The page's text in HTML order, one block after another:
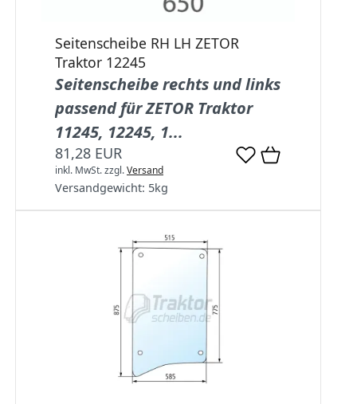
Seitenscheibe RH LH ZETOR
Traktor 12245
Seitenscheibe rechts und links
passend für ZETOR Traktor
11245, 12245, 1...
81,28 EUR
inkl. MwSt.zzgl.Versand
Versandgewicht: 5kg